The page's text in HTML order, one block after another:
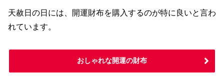
天赦日の日には、開運財布を購入するのが特に良いと言わ
れています。
おしゃれな開運の財布